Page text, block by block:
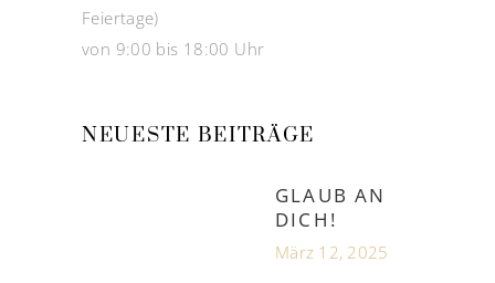
Feiertage)
von 9:00 bis 18:00 Uhr
NEUESTE BEITRÄGE
GLAUB AN
DICH!
März 12, 2025